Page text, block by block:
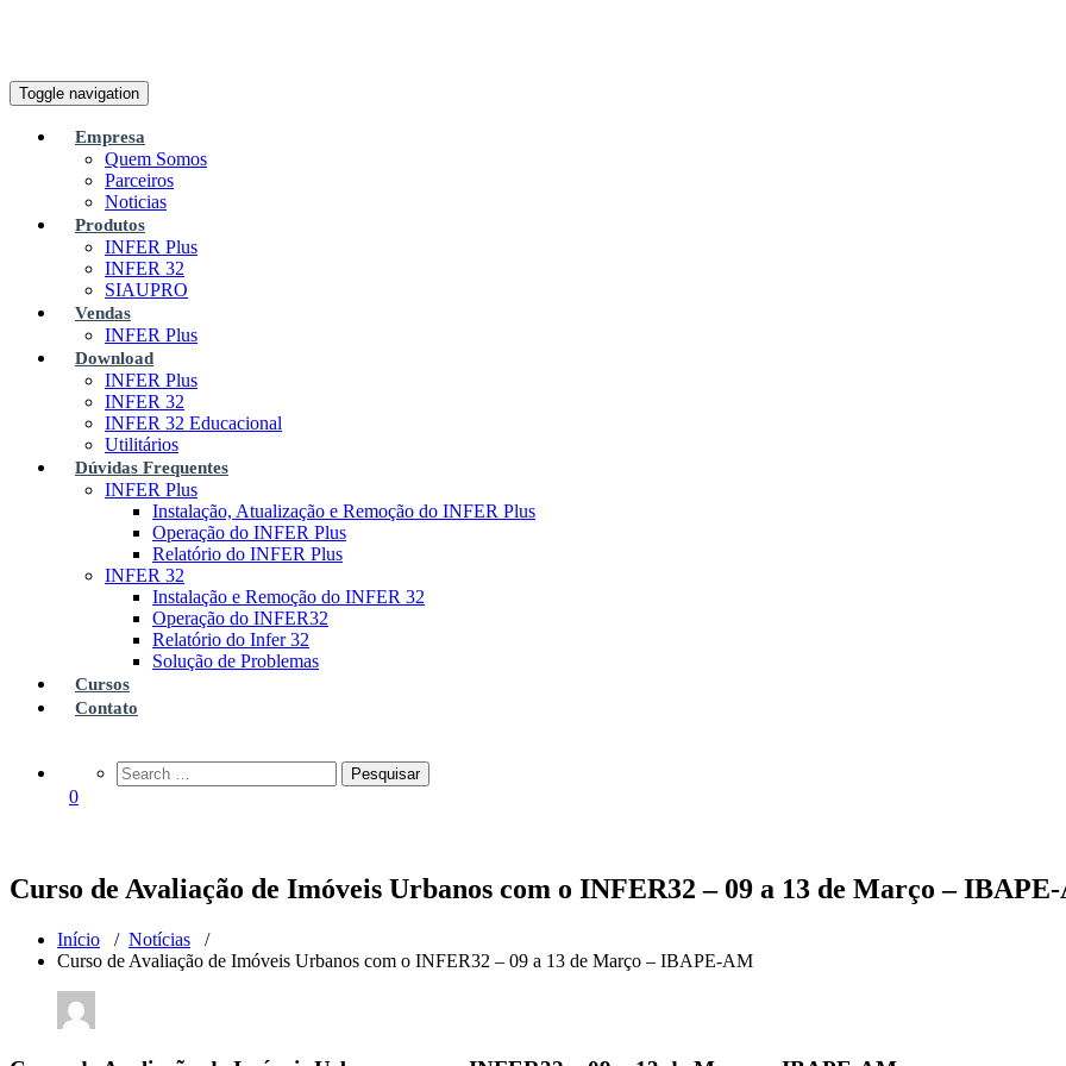
Toggle navigation
Empresa
Quem Somos
Parceiros
Noticias
Produtos
INFER Plus
INFER 32
SIAUPRO
Vendas
INFER Plus
Download
INFER Plus
INFER 32
INFER 32 Educacional
Utilitários
Dúvidas Frequentes
INFER Plus
Instalação, Atualização e Remoção do INFER Plus
Operação do INFER Plus
Relatório do INFER Plus
INFER 32
Instalação e Remoção do INFER 32
Operação do INFER32
Relatório do Infer 32
Solução de Problemas
Cursos
Contato
0
Curso de Avaliação de Imóveis Urbanos com o INFER32 – 09 a 13 de Março –
Início / Notícias /
Curso de Avaliação de Imóveis Urbanos com o INFER32 – 09 a 13 de Março – IBAPE-AM